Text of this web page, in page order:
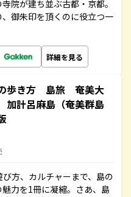
院が建ち並ぶ古都・京都。
御朱印を頂くのに役立つ一
詳細を見る
歩き方 島旅 奄美大
計呂麻島（奄美群島
方、カルチャーまで、島の
力を1冊に凝縮。さあ、島